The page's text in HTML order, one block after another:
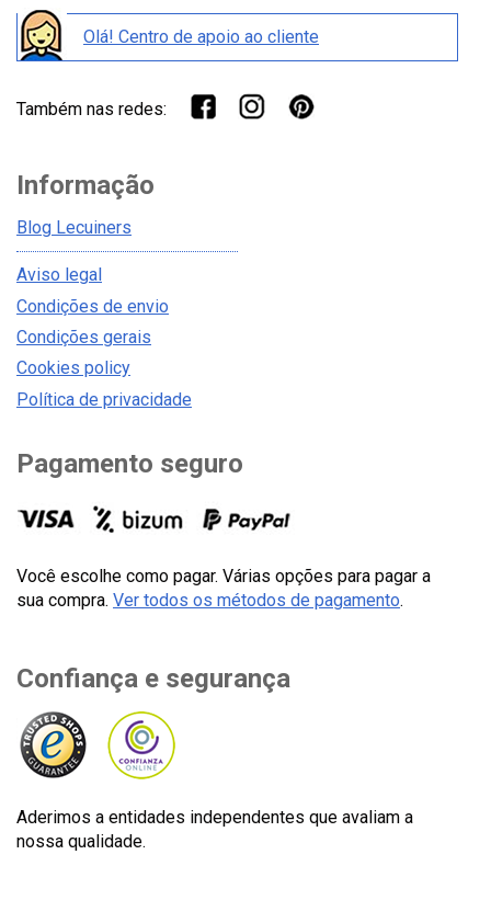
Olá! Centro de apoio ao cliente
Também nas redes:
Informação
Blog Lecuiners
Aviso legal
Condições de envio
Condições gerais
Cookies policy
Política de privacidade
Pagamento seguro
Você escolhe como pagar. Várias opções para pagar a
sua compra. Ver todos os métodos de pagamento.
Confiança e segurança
Aderimos a entidades independentes que avaliam a
nossa qualidade.